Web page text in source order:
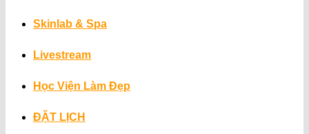
Skinlab & Spa
Livestream
Học Viện Làm Đẹp
ĐẶT LỊCH